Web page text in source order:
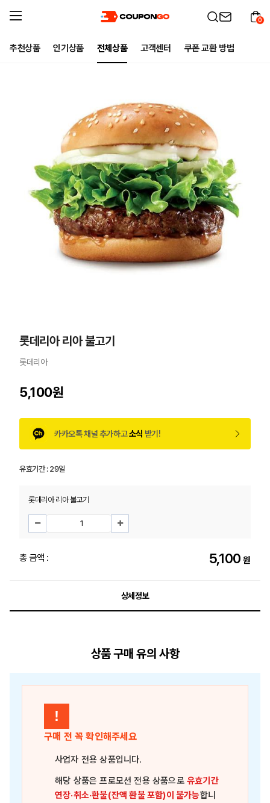
추천상품 인기상품 전체상품 고객센터 쿠폰 교환 방법
0
롯데리아 리아 불고기
롯데리아
5,100원
카카오톡 채널 추가하고소식 받기!
유효기간 :29일
롯데리아 리아 불고기
총 금액 : 5,100 원
상세정보
상품 구매 유의 사항
!
구매 전 꼭 확인해주세요
사업자 전용 상품입니다.
해당 상품은프로모션 전용 상품으로유효기간
연장·취소·환불(잔액 환불 포함)이 불가능합니